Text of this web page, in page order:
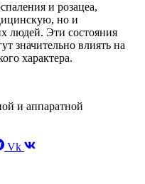
и розацеа,
но и
людей. Эти состояния
значительно влиять на
характера.
и аппаратной
Vk